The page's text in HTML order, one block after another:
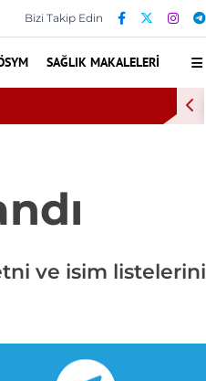
Bizi Takip Edin
SAĞLIK MAKALELERI
ve isim listelerini